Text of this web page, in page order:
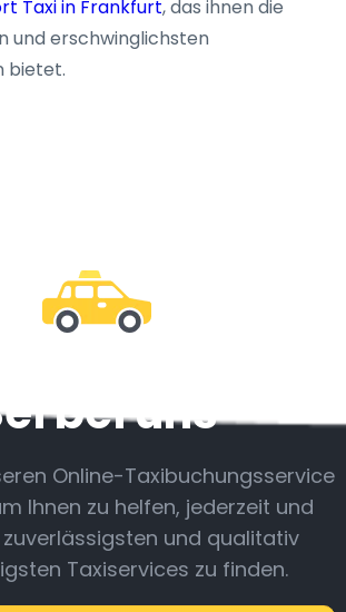
Taxi in Frankfurt, das ihnen die
und erschwinglichsten
bietet.
bei uns
Online-Taxibuchungsservice
Ihnen zu helfen, jederzeit und
und qualitativ
Taxiservices zu finden.